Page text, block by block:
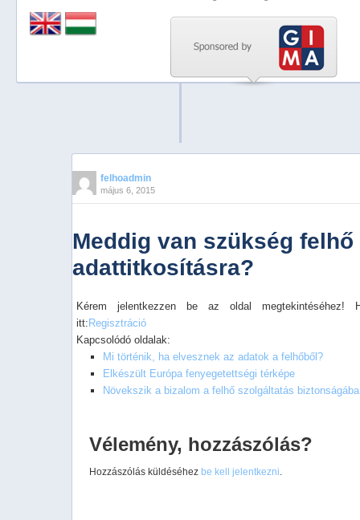
felhoadmin
május 6, 2015
Meddig van szükség felhő
adattitkosításra?
Kérem jelentkezzen be az oldal megtekintéséhez!
itt: Regisztráció
Kapcsolódó oldalak:
Mi történik, ha elvesznek az adatok a felhőből?
Elkészült Európa fenyegetettségi térképe
Növekszik a bizalom a felhő szolgáltatás
Vélemény, hozzászólás?
Hozzászólás küldéséhez be kell jelentkezni.